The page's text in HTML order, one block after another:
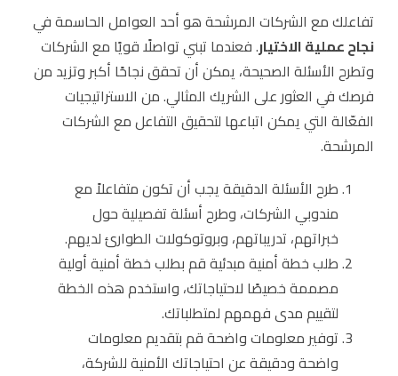
تفاعلك مع الشركات المرشحة هو أحد العوامل الحاسمة في
نجاح عملية الاختيار. فعندما تبني تواصلًا قويًا مع الشركات
وتطرح الأسئلة الصحيحة، يمكن أن تحقق نجاحًا أكبر وتزيد من
فرصك في العثور على الشريك المثالي. من الاستراتيجيات
الفعّالة التي يمكن اتباعها لتحقيق التفاعل مع الشركات
المرشحة.
طرح الأسئلة الدقيقة يجب أن تكون متفاعلاً مع
مندوبي الشركات، وطرح أسئلة تفصيلية حول
خبراتهم، تدريباتهم، وبروتوكولات الطوارئ لديهم.
طلب خطة أمنية مبدئية قم بطلب خطة أمنية أولية
مصممة خصيصًا لاحتياجاتك، واستخدم هذه الخطة
لتقييم مدى فهمهم لمتطلباتك.
توفير معلومات واضحة قم بتقديم معلومات
واضحة ودقيقة عن احتياجاتك الأمنية للشركة،